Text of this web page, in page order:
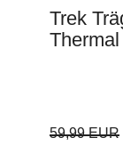
Trek
59,99 EUR